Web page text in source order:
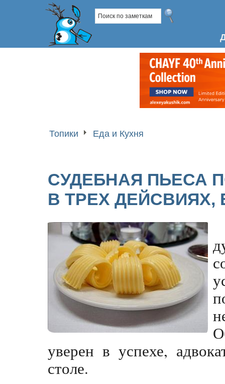
Топики Еда и Кухня
СУДЕБНАЯ ПЬЕСА
В ТРЕХ ДЕЙСВИЯХ,
уверен в успехе,
столе.